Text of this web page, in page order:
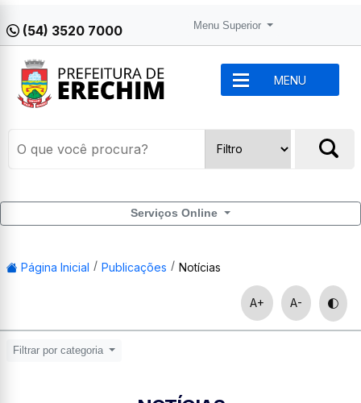
(54) 3520 7000 Menu Superior
MENU
Serviços Online
Página Inicial Publicações Notícias
A+ A-
Filtrar por categoria